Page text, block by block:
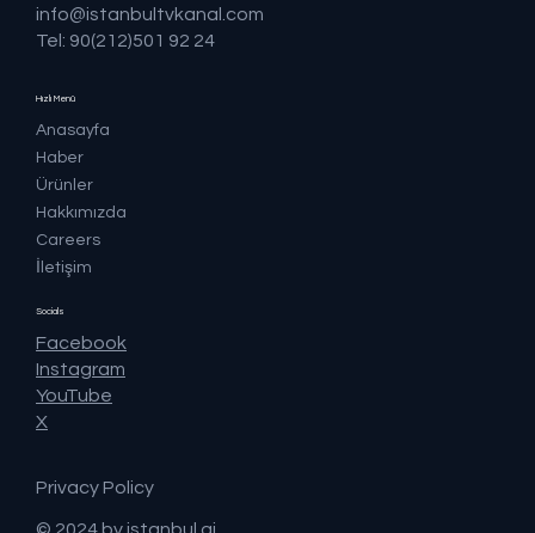
Hızlı Menü
Anasayfa
Haber
Ürünler
Hakkımızda
Careers
İletişim
info@istanbultvkanal.com
Tel: 90(212)501 92 24
Socials
Facebook
Instagram
YouTube
X
© 2024 by istanbul ai
Privacy Policy